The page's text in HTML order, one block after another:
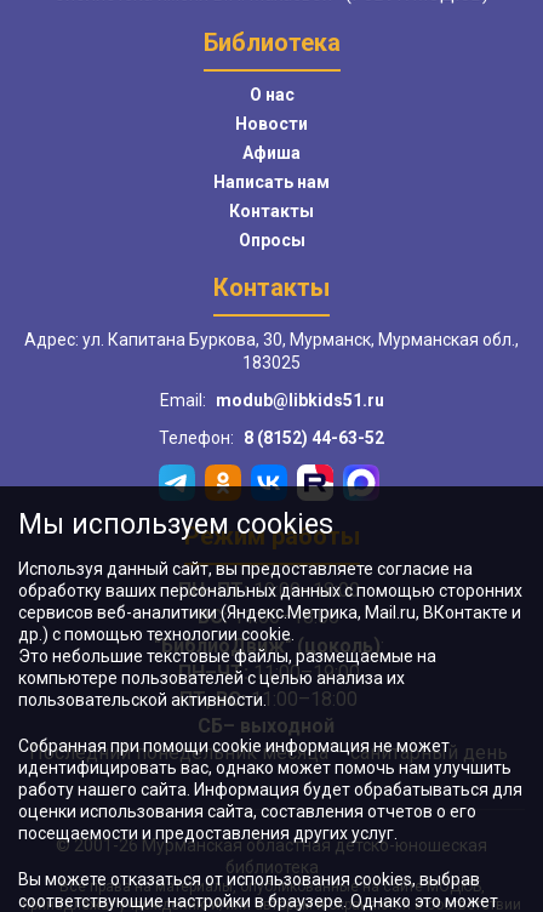
Библиотека
О нас
Новости
Афиша
Написать нам
Контакты
Опросы
Контакты
Адрес: ул. Капитана Буркова, 30, Мурманск, Мурманская обл.,
183025
Email:
modub@libkids51.ru
Телефон:
8 (8152) 44-63-52
Режим работы
ПН–ПТ:10:00–18:00
ВС:11:00–18:00
"БиблиоДвиж" (цоколь):
ПН–ЧТ:11:00–19:00
ПТ, ВС:11:00–18:00
СБ– выходной
Последний понедельник месяца – санитарный день
© 2001-26 Мурманская областная детско-юношеская
библиотека
Все права на материалы, опубликованные на сайте МОДЮБ,
принадлежат учреждению и/или авторам и охраняются в соответствии
Мы используем cookies
Используя данный сайт, вы предоставляете согласие на
обработку ваших персональных данных с помощью сторонних
сервисов веб-аналитики (Яндекс.Метрика, Mail.ru, ВКонтакте и
др.) с помощью технологии cookie.
Это небольшие текстовые файлы, размещаемые на
компьютере пользователей с целью анализа их
пользовательской активности.
Собранная при помощи cookie информация не может
идентифицировать вас, однако может помочь нам улучшить
работу нашего сайта. Информация будет обрабатываться для
оценки использования сайта, составления отчетов о его
посещаемости и предоставления других услуг.
Вы можете отказаться от использования cookies, выбрав
соответствующие настройки в браузере. Однако это может